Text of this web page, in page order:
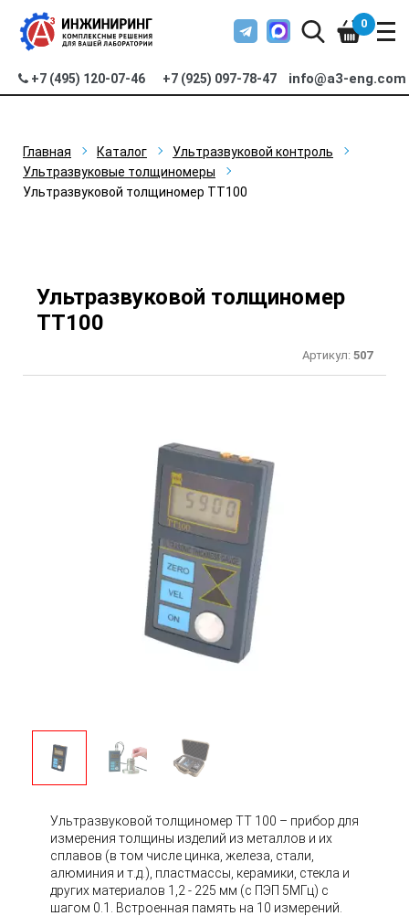
+7 (495) 120-07-46 +7 (925) 097-78-47 info@a3-eng.com
0
Главная Каталог
Ультразвуковой контроль
Ультразвуковые толщиномеры
Ультразвуковой толщиномер TT100
Ультразвуковой толщиномер
TT100
Артикул: 507
Ультразвуковой толщиномер TT 100 – прибор для
измерения толщины изделий из металлов и их
сплавов (в том числе цинка, железа, стали,
алюминия и т.д.), пластмассы, керамики, стекла и
других материалов 1,2 - 225 мм (с ПЭП 5МГц) с
шагом 0.1. Встроенная память на 10 измерений.